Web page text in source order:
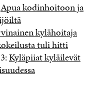
Apua kodinhoitoon ja
kylähoitaja
tuli hitti
Kyläpiiat kyläilevät